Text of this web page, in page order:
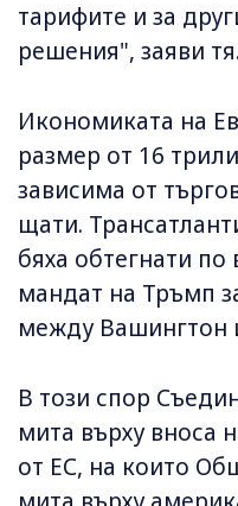
тарифите и за
решения", заяви тя.
Икономиката на
размер от 16
зависима от
щати.
бяха обтегнати
мандат на Тръмп
между Вашингтон
В този спор
мита върху вноса
от ЕС, на които